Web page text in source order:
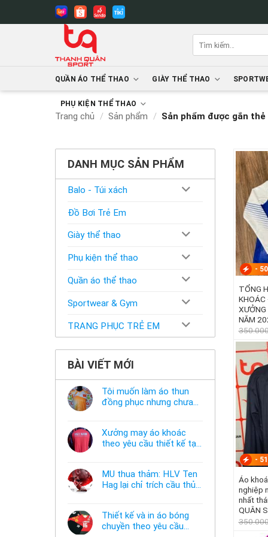
Tìm
QUẦN ÁO THỂ THAO GIÀY THỂ THAO
PHỤ KIỆN THỂ THAO
Trang chủ / Sản phẩm / Sản phẩm được gắn
DANH MỤC SẢN PHẨM
Balo - Túi xách
Đồ Bơi Trẻ Em
Giày thể thao
Phụ kiện thể thao
Quần áo thể thao
Sportwear & Gym
TRANG PHỤC TRẺ EM
BÀI VIẾT MỚI
Tôi muốn làm áo thun
đồng phục nhưng chưa
bình
luận
ở
áo
thun
đồng
có
mẫu
thì
Xưởng may áo khoác
theo yêu cầu thiết kế tại
bình
luận
ở
Xưởng
khoác
theo
yêu
MU thua thảm: HLV Ten
Hag lại chỉ trích cầu thủ,
bình
luận
ở
Thiết kế và in áo bóng
chuyền theo yêu cầu
-
TỔNG
NĂM
-
Áo
nghiệp may theo
nhất
QUÂN